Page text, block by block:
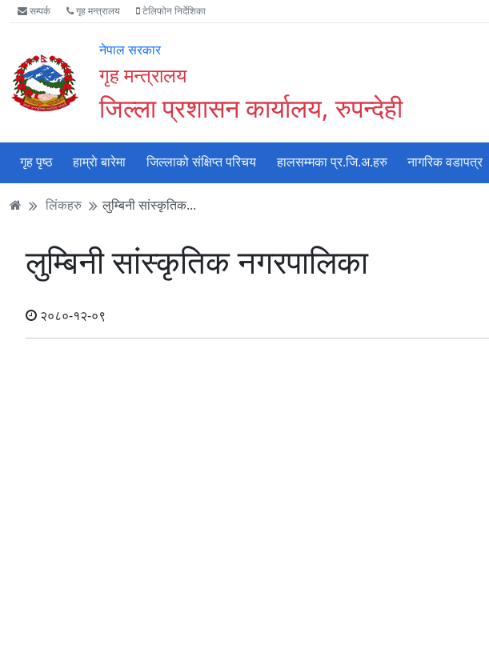
Accessibility
Mode
गर्नुहोस्
मुख्य
सामाग्री
मुख्य
नेभिगेसन
वेबसाइट
खोजमा
सम्पर्क गृह मन्त्रालय टेलिफोन निर्देशिका
नेपाल सरकार
गृह मन्त्रालय
जिल्ला प्रशासन कार्यालय, रुपन्देही
गृह पृष्ठ हाम्राे बारेमा जिल्लाको संक्षिप्त परिचय हालसम्मका प्र.जि.अ.हरु नागरिक वडापत्र
लिंकहरु लुम्बिनी सांस्कृतिक...
लुम्बिनी सांस्कृतिक नगरपालिका
२०८०-१२-०९